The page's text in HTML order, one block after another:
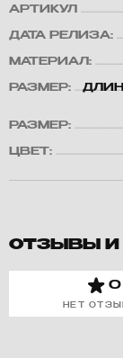
АРТИКУЛ
ДАТА РЕЛИЗА:
МАТЕРИАЛ:
РАЗМЕР:
РАЗМЕР:
ЦВЕТ:
ОТЗЫВЫ И
0
НЕТ